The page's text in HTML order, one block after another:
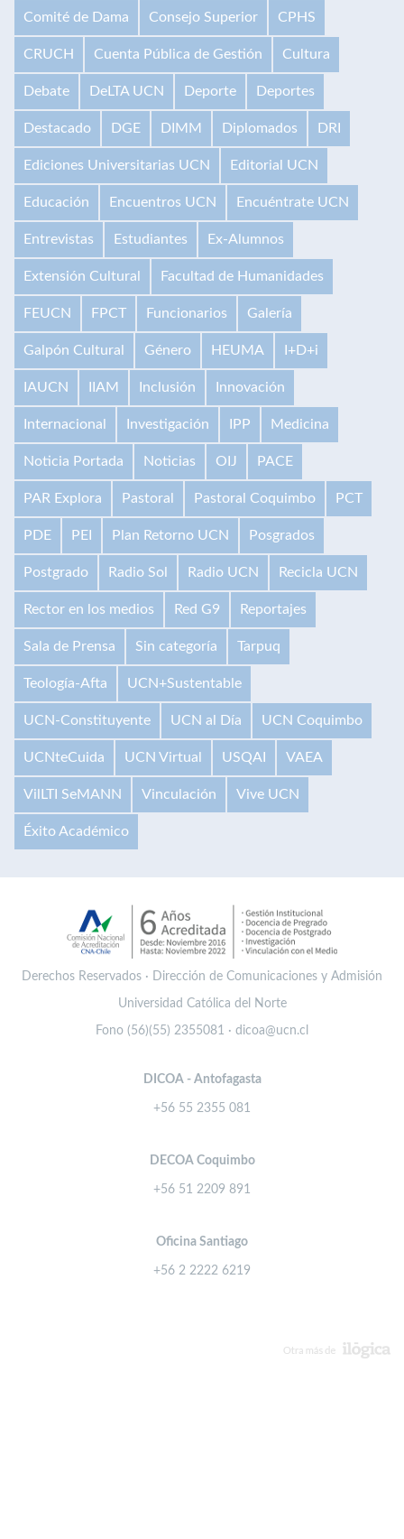
Comité de Dama Consejo Superior CPHS
CRUCH Cuenta Pública de Gestión Cultura
Debate DeLTA UCN Deporte Deportes
Destacado DGE DIMM Diplomados DRI
Ediciones Universitarias UCN Editorial UCN
Educación Encuentros UCN Encuéntrate UCN
Entrevistas Estudiantes Ex-Alumnos
Extensión Cultural Facultad de Humanidades
FEUCN FPCT Funcionarios Galería
Galpón Cultural Género HEUMA I+D+i
IAUCN IIAM Inclusión Innovación
Internacional Investigación IPP Medicina
Noticia Portada Noticias OIJ PACE
PAR Explora Pastoral Pastoral Coquimbo PCT
PDE PEI Plan Retorno UCN Posgrados
Postgrado Radio Sol Radio UCN Recicla UCN
Rector en los medios Red G9 Reportajes
Sala de Prensa Sin categoría Tarpuq
Teología-Afta UCN+Sustentable
UCN-Constituyente UCN al Día UCN Coquimbo
UCNteCuida UCN Virtual USQAI VAEA
VilLTI SeMANN Vinculación Vive UCN
Éxito Académico
Derechos Reservados · Dirección de Comunicaciones y Admisión
Universidad Católica del Norte
Fono (56)(55) 2355081 · dicoa@ucn.cl
DICOA - Antofagasta
+56 55 2355 081
DECOA Coquimbo
+56 51 2209 891
Oficina Santiago
+56 2 2222 6219